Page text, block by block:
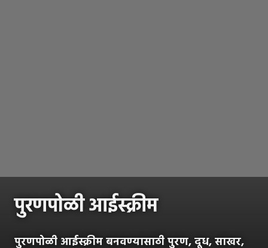
पुरणपोळी आईस्क्रीम
पुरणपोळी आईस्क्रीम बनवण्यासाठी पुरण, दूध, साखर,